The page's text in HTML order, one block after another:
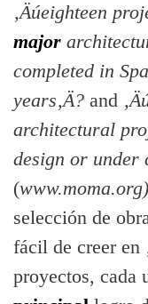
‚Äúeighteen
major
completed in
years‚Ä? and
architectural
design or under
(www.moma.org)
selección de
fácil de creer en
proyectos, cada